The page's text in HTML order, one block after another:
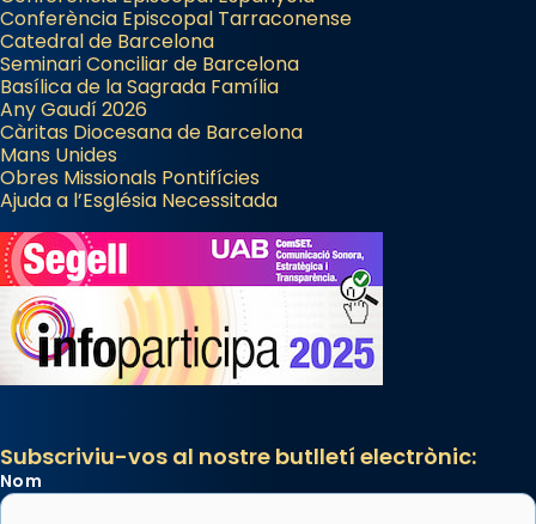
Conferència Episcopal Tarraconense
Catedral de Barcelona
Seminari Conciliar de Barcelona
Basílica de la Sagrada Família
Any Gaudí 2026
Càritas Diocesana de Barcelona
Mans Unides
Obres Missionals Pontifícies
Ajuda a l’Església Necessitada
Subscriviu-vos al nostre butlletí electrònic:
Nom